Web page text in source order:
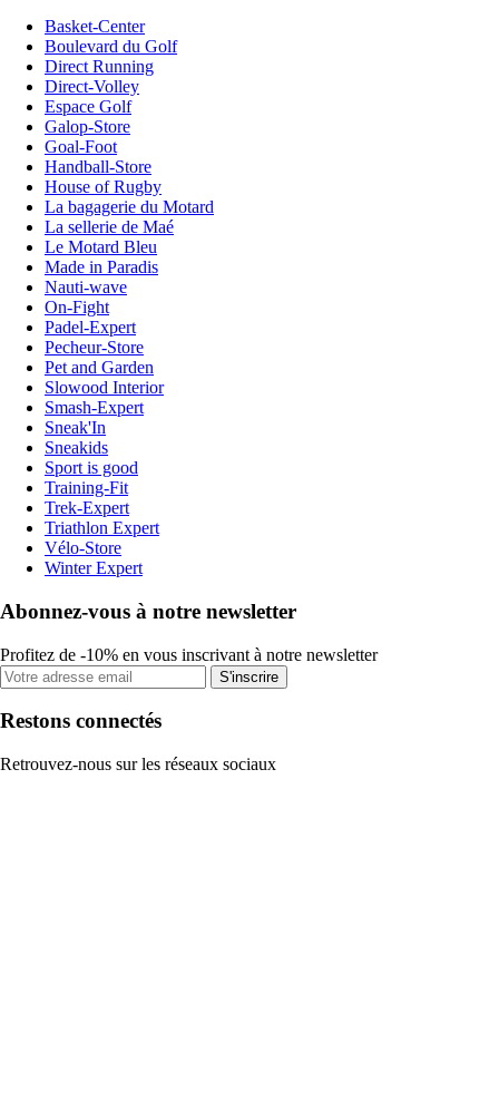
Basket-Center
Boulevard du Golf
Direct Running
Direct-Volley
Espace Golf
Galop-Store
Goal-Foot
Handball-Store
House of Rugby
La bagagerie du Motard
La sellerie de Maé
Le Motard Bleu
Made in Paradis
Nauti-wave
On-Fight
Padel-Expert
Pecheur-Store
Pet and Garden
Slowood Interior
Smash-Expert
Sneak'In
Sneakids
Sport is good
Training-Fit
Trek-Expert
Triathlon Expert
Vélo-Store
Winter Expert
Abonnez-vous à notre newsletter
Profitez de -10% en vous inscrivant à notre newsletter
S'inscrire
Restons connectés
Retrouvez-nous sur les réseaux sociaux